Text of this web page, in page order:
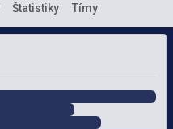
Štatistiky Tímy